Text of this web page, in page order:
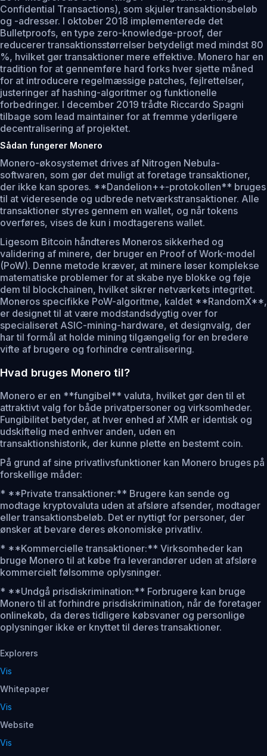
Confidential Transactions), som skjuler transaktionsbeløb
og -adresser. I oktober 2018 implementerede det
Bulletproofs, en type zero-knowledge-proof, der
reducerer transaktionsstørrelser betydeligt med mindst 80
%, hvilket gør transaktioner mere effektive. Monero har en
tradition for at gennemføre hard forks hver sjette måned
for at introducere regelmæssige patches, fejlrettelser,
justeringer af hashing-algoritmer og funktionelle
forbedringer. I december 2019 trådte Riccardo Spagni
tilbage som lead maintainer for at fremme yderligere
decentralisering af projektet.
Sådan fungerer Monero
Monero-økosystemet drives af Nitrogen Nebula-
softwaren, som gør det muligt at foretage transaktioner,
der ikke kan spores. **Dandelion++-protokollen** bruges
til at videresende og udbrede netværkstransaktioner. Alle
transaktioner styres gennem en wallet, og når tokens
overføres, vises de kun i modtagerens wallet.
Ligesom Bitcoin håndteres Moneros sikkerhed og
validering af minere, der bruger en Proof of Work-model
(PoW). Denne metode kræver, at minere løser komplekse
matematiske problemer for at skabe nye blokke og føje
dem til blockchainen, hvilket sikrer netværkets integritet.
Moneros specifikke PoW-algoritme, kaldet **RandomX**,
er designet til at være modstandsdygtig over for
specialiseret ASIC-mining-hardware, et designvalg, der
har til formål at holde mining tilgængelig for en bredere
vifte af brugere og forhindre centralisering.
Hvad bruges Monero til?
Monero er en **fungibel** valuta, hvilket gør den til et
attraktivt valg for både privatpersoner og virksomheder.
Fungibilitet betyder, at hver enhed af XMR er identisk og
udskiftelig med enhver anden, uden en
transaktionshistorik, der kunne plette en bestemt coin.
På grund af sine privatlivsfunktioner kan Monero bruges på
forskellige måder:
* **Private transaktioner:** Brugere kan sende og
modtage kryptovaluta uden at afsløre afsender, modtager
eller transaktionsbeløb. Det er nyttigt for personer, der
ønsker at bevare deres økonomiske privatliv.
* **Kommercielle transaktioner:** Virksomheder kan
bruge Monero til at købe fra leverandører uden at afsløre
kommercielt følsomme oplysninger.
* **Undgå prisdiskrimination:** Forbrugere kan bruge
Monero til at forhindre prisdiskrimination, når de foretager
onlinekøb, da deres tidligere købsvaner og personlige
oplysninger ikke er knyttet til deres transaktioner.
Explorers
Vis
Whitepaper
Vis
Website
Vis